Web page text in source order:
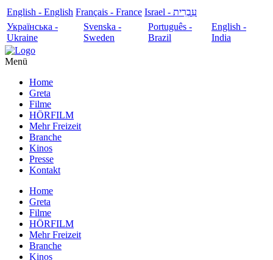
English - English Français - France
עִבְרִית - Israel
Українська -
Ukraine
Svenska -
Sweden
Português -
Brazil
English -
India
Menü
Home
Greta
Filme
HÖRFILM
Mehr Freizeit
Branche
Kinos
Presse
Kontakt
Home
Greta
Filme
HÖRFILM
Mehr Freizeit
Branche
Kinos